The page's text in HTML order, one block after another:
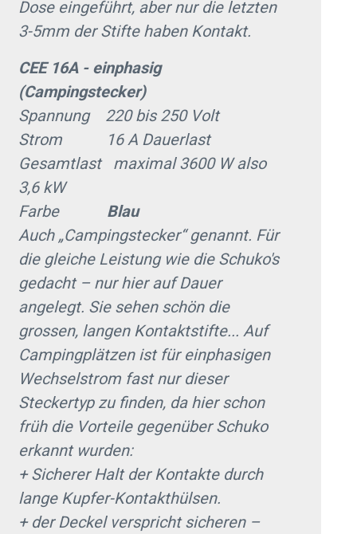
Dose eingeführt, aber nur die letzten
3-5mm der Stifte haben Kontakt.
CEE 16A - einphasig
(Campingstecker)
Spannung 220 bis 250 Volt
Strom 16 A Dauerlast
Gesamtlast maximal 3600 W also
3,6 kW
Farbe Blau
Auch „Campingstecker“ genannt. Für
die gleiche Leistung wie die Schuko's
gedacht – nur hier auf Dauer
angelegt. Sie sehen schön die
grossen, langen Kontaktstifte... Auf
Campingplätzen ist für einphasigen
Wechselstrom fast nur dieser
Steckertyp zu finden, da hier schon
früh die Vorteile gegenüber Schuko
erkannt wurden:
+ Sicherer Halt der Kontakte durch
lange Kupfer-Kontakthülsen.
+ der Deckel verspricht sicheren –